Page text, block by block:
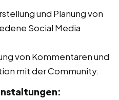
und Planung von
Social Media
von Kommentaren und
mit der Community.